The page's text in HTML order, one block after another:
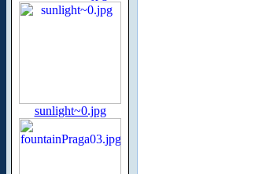
sunlight~0.jpg